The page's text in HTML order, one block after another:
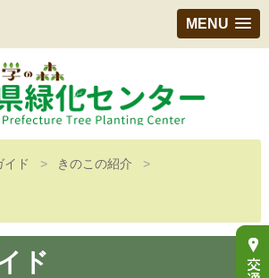
MENU
イド きのこの紹介
ド